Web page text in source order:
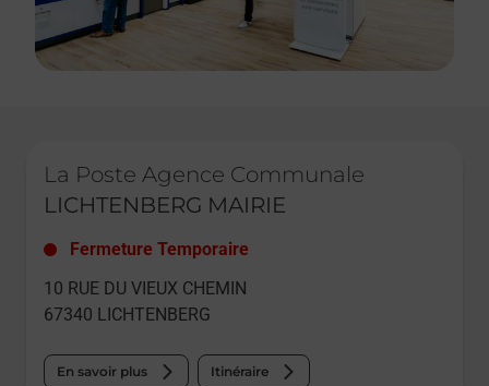
La Poste Agence Communale
LICHTENBERG MAIRIE
Fermeture Temporaire
10 RUE DU VIEUX CHEMIN
67340 LICHTENBERG
En savoir plus Itinéraire